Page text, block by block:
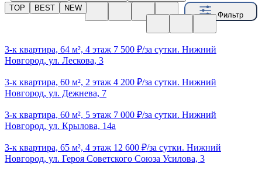
Фильтр
TOP BEST NEW
3-к квартира, 64 м², 4 этаж 7 500 ₽/за сутки. Нижний
Новгород, ул. Лескова, 3
3-к квартира, 60 м², 2 этаж 4 200 ₽/за сутки. Нижний
Новгород, ул. Дежнева, 7
3-к квартира, 60 м², 5 этаж 7 000 ₽/за сутки. Нижний
Новгород, ул. Крылова, 14а
3-к квартира, 65 м², 4 этаж 12 600 ₽/за сутки. Нижний
Новгород, ул. Героя Советского Союза Усилова, 3